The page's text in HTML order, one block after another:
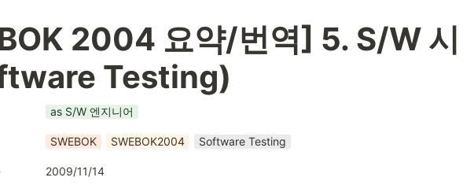
2004 요약/번역] 5. S/W 시
Testing)
as S/W 엔지니어
SWEBOK SWEBOK2004 Software Testing
2009/11/14